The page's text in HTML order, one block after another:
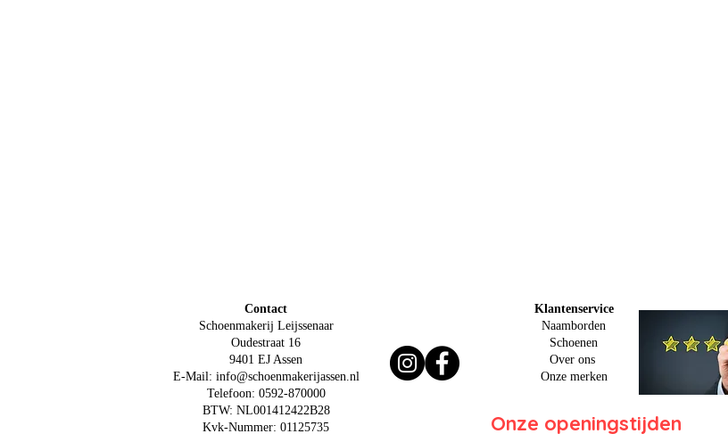
Contact
Schoenmakerij Leijssenaar
Oudestraat 16
9401 EJ Assen
E-Mail: info@schoenmakerijassen.nl
Telefoon: 0592-870000
BTW: NL001412422B28
Kvk-Nummer: 01125735
Klantenservice
Naamborden
Schoenen
Over ons
Onze merken
Onze openingstijden